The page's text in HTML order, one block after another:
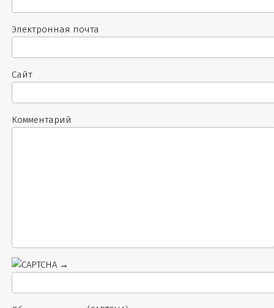
Электронная почта
Сайт
Комментарий
→